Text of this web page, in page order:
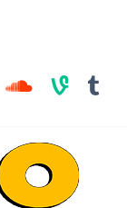
a la hora de
en escena a
7 provincias en 8